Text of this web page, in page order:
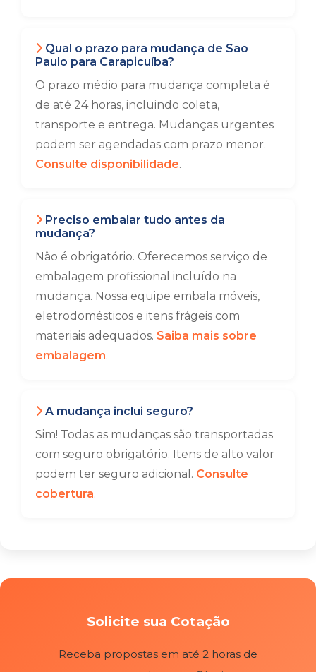
Qual o prazo para mudança de São
Paulo para Carapicuíba?
O prazo médio para mudança completa é
de até 24 horas, incluindo coleta,
transporte e entrega. Mudanças urgentes
podem ser agendadas com prazo menor.
Consulte disponibilidade.
Preciso embalar tudo antes da
mudança?
Não é obrigatório. Oferecemos serviço de
embalagem profissional incluído na
mudança. Nossa equipe embala móveis,
eletrodomésticos e itens frágeis com
materiais adequados. Saiba mais sobre
embalagem.
A mudança inclui seguro?
Sim! Todas as mudanças são transportadas
com seguro obrigatório. Itens de alto valor
podem ter seguro adicional. Consulte
cobertura.
Solicite sua Cotação
Receba propostas em até 2 horas de